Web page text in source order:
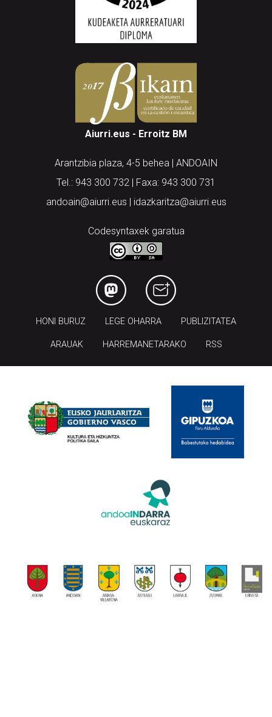
Aiurri.eus - Erroitz BM
Arantzibia plaza, 4-5 behea | ANDOAIN
Tel.: 943 300 732 | Faxa: 943 300 731
andoain@aiurri.eus | idazkaritza@aiurri.eus
Codesyntaxek garatua
HONI BURUZ LEGE OHARRA PUBLIZITATEA
ARAUAK HARREMANETARAKO RSS